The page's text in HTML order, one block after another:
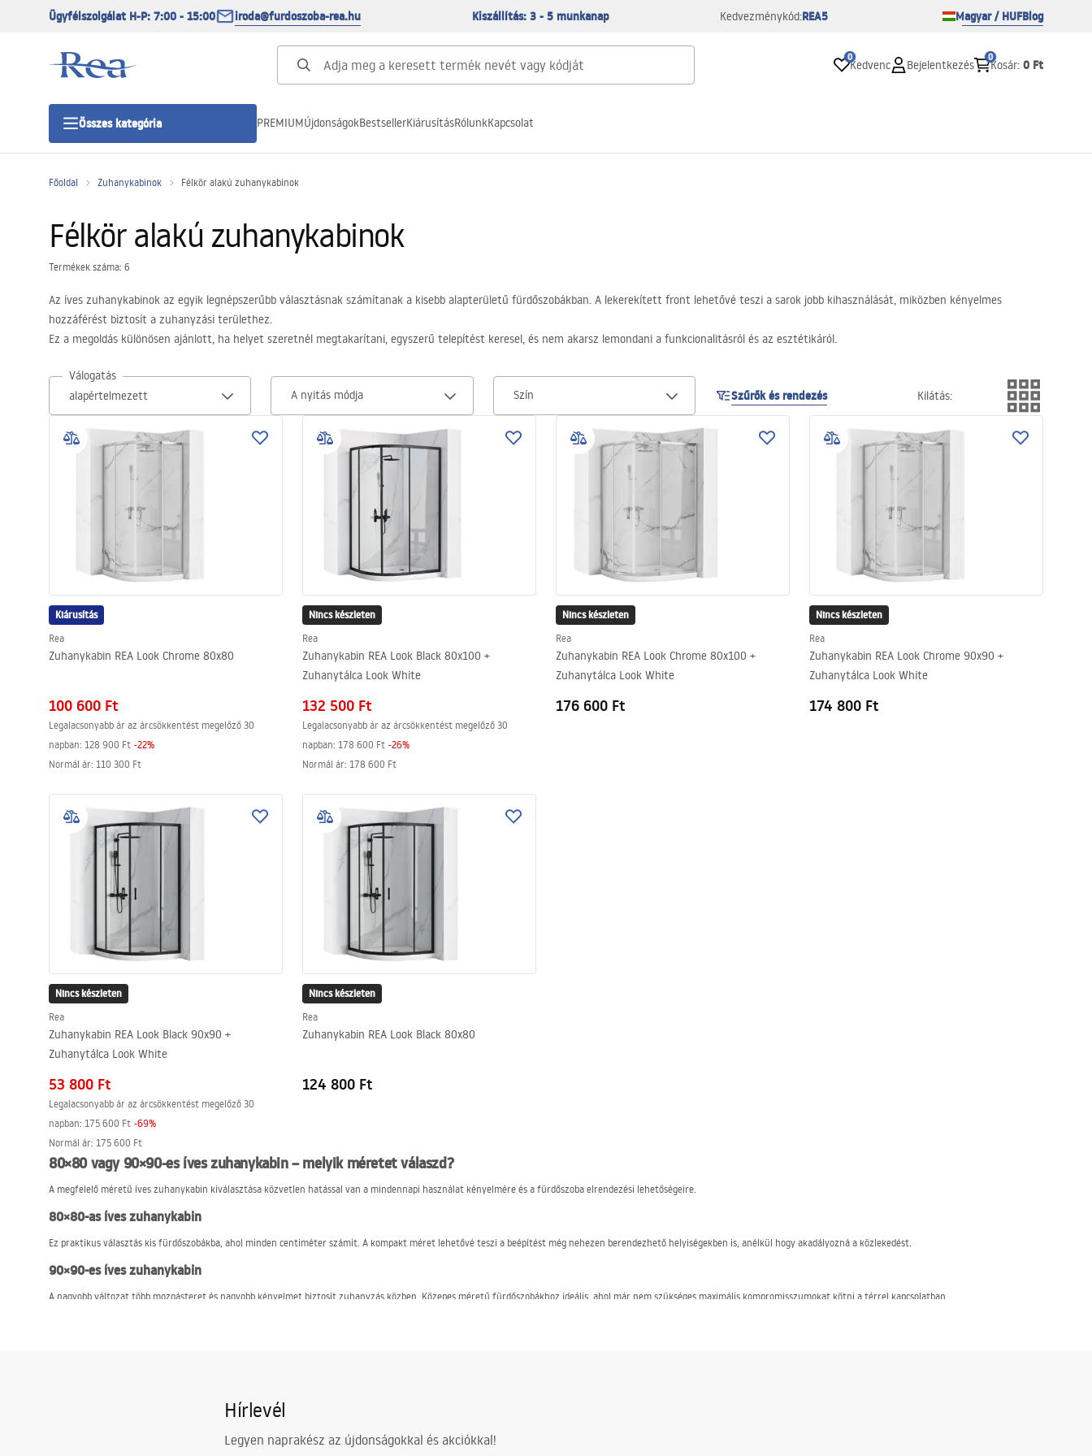
Ügyfélszolgálat H-P: 7:00 - 15:00 iroda@furdoszoba-rea.hu Kiszállítás: 3 - 5 munkanap Kedvezménykód:REA5 Magyar / HUFBlog
0
Kedvenc Bejelentkezés
0
Kosár: 0 Ft
Összes kategória
Zuhanyajtó
Zuhanylefolyók
WC-csésze készlet bidével
Mosdókagylók
Fürdőkádak és paravánok
Fürdőszoba csaptelepek
Zuhanyszettek
Konyha
Fürdőszobai kiegészítők és
PREMIUMÚjdonságokBestsellerKiárusításRólunkKapcsolat
Főoldal Zuhanykabinok Félkör alakú zuhanykabinok
Félkör alakú zuhanykabinok
Termékek száma: 6
Az íves zuhanykabinok az egyik legnépszerűbb választásnak számítanak a kisebb alapterületű fürdőszobákban. A lekerekített front lehetővé teszi a sarok jobb kihasználását, miközben kényelmes
hozzáférést biztosít a zuhanyzási területhez.
Ez a megoldás különösen ajánlott, ha helyet szeretnél megtakarítani, egyszerű telepítést keresel, és nem akarsz lemondani a funkcionalitásról és az esztétikáról.
Válogatás
A nyitás módja
Szín Szűrők és rendezés Kilátás:
Kiárusítás
Rea
Zuhanykabin REA Look Chrome 80x80
100 600 Ft
Legalacsonyabb ár az árcsökkentést megelőző 30
napban: 128 900 Ft -22%
Normál ár: 110 300 Ft
Nincs készleten
Rea
Zuhanykabin REA Look Black 80x100 +
Zuhanytálca Look White
132 500 Ft
Legalacsonyabb ár az árcsökkentést megelőző 30
napban: 178 600 Ft -26%
Normál ár: 178 600 Ft
Nincs készleten
Rea
Zuhanykabin REA Look Chrome 80x100 +
Zuhanytálca Look White
176 600 Ft
Nincs készleten
Rea
Zuhanykabin REA Look Chrome 90x90 +
Zuhanytálca Look White
174 800 Ft
Nincs készleten
Rea
Zuhanykabin REA Look Black 90x90 +
Zuhanytálca Look White
53 800 Ft
Legalacsonyabb ár az árcsökkentést megelőző 30
napban: 175 600 Ft -69%
Normál ár: 175 600 Ft
Nincs készleten
Rea
Zuhanykabin REA Look Black 80x80
124 800 Ft
80×80 vagy 90×90-es íves zuhanykabin – melyik méretet válaszd?
A megfelelő méretű íves zuhanykabin kiválasztása közvetlen hatással van a mindennapi használat kényelmére és a fürdőszoba elrendezési lehetőségeire.
80×80-as íves zuhanykabin
Ez praktikus választás kis fürdőszobákba, ahol minden centiméter számít. A kompakt méret lehetővé teszi a beépítést még nehezen berendezhető helyiségekben is, anélkül hogy akadályozná a közlekedést.
90×90-es íves zuhanykabin
A nagyobb változat több mozgásteret és nagyobb kényelmet biztosít zuhanyzás közben. Közepes méretű fürdőszobákhoz ideális, ahol már nem szükséges maximális kompromisszumokat kötni a térrel kapcsolatban.
edzett üvegből, amely magas ellenállást biztosít a mechanikai sérülésekkel és a mattulással szemben,
alacsony vagy magas zuhanytálcával történő beépítéshez kialakítva,
tolóajtókkal felszerelve, amelyek nem igényelnek extra helyet,
Hírlevél
Legyen naprakész az újdonságokkal és akciókkal!